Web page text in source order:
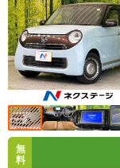
無
料